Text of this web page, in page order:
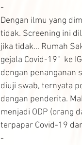
-
Dengan ilmu yang
tidak. Screening ini
jika tidak... Rumah
gejala Covid-19"  ke
dengan penanganan
diuji swab, ternyata
dengan penderita.
menjadi ODP (orang
terpapar Covid-19
-